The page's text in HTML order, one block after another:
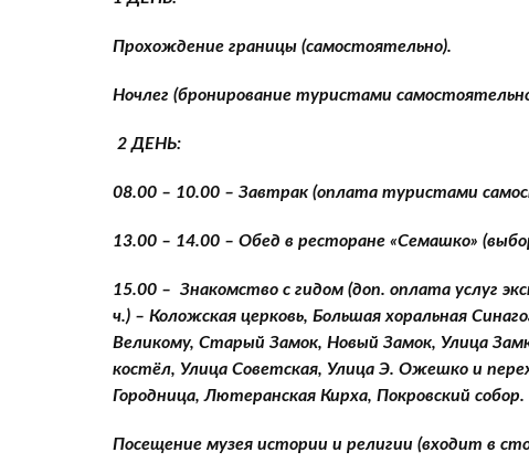
Прохождение границы (самостоятельно).
Ночлег (бронирование туристами
2 ДЕНЬ:
08.00 – 10.00 – Завтрак (оплата туристами
13.00 – 14.00 – Обед в ресторане «Семашко»
15.00 – Знакомство с гидом (доп. оплата услуг
ч.) – Коложская церковь, Большая хоральная
Великому, Старый Замок, Новый Замок, Улица
костёл, Улица Советская, Улица Э. Ожешко и
Городница, Лютеранская Кирха, Покровский собор.
Посещение музея истории и религии (входит в